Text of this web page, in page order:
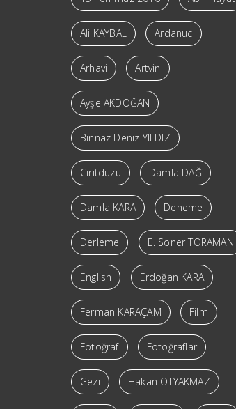
Ali KAYBAL Ardanuc
Arhavi Artvin
Ayşe AKDOĞAN
Binnaz Deniz YILDIZ
Ciritdüzü Damla DAĞ
Damla KARA Deneme
Derleme E. Soner TORAMAN
English Erdoğan KARA
Ferman KARAÇAM Film
Fotoğraf Fotoğraflar
Gezi Hakan OTYAKMAZ